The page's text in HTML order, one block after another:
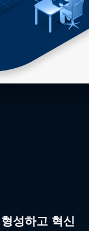
성하고 혁신